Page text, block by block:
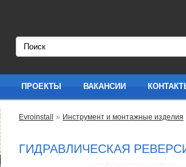
ПРОЕКТЫ ВАКАНСИИ
Evroinstall » Инструмент и монтажные изделия
ГИДРАВЛИЧЕСКАЯ